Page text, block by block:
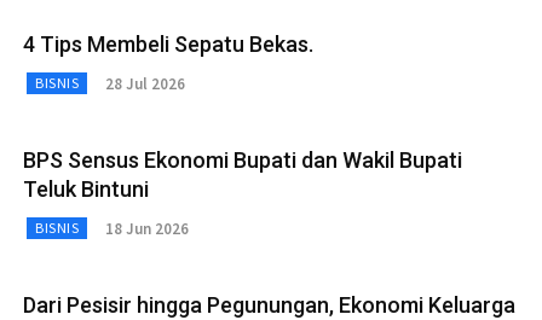
4 Tips Membeli Sepatu Bekas.
BISNIS 28 Jul 2026
BPS Sensus Ekonomi Bupati dan Wakil Bupati
Teluk Bintuni
BISNIS 18 Jun 2026
Dari Pesisir hingga Pegunungan, Ekonomi Keluarga